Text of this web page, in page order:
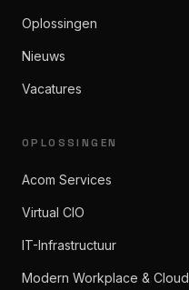
Oplossingen
Nieuws
Vacatures
OPLOSSINGEN
Acom Services
Virtual CIO
IT-Infrastructuur
Modern Workplace & Cloud